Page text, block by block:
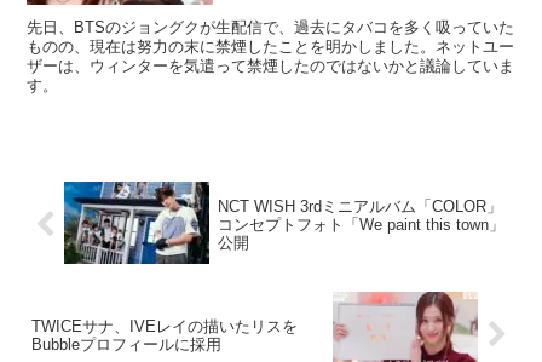
先日、BTSのジョングクが生配信で、過去にタバコを多く吸っていた
ものの、現在は努力の末に禁煙したことを明かしました。ネットユー
ザーは、ウィンターを気遣って禁煙したのではないかと議論していま
す。
NCT WISH 3rdミニアルバム「COLOR」
コンセプトフォト「We paint this town」
公開
TWICEサナ、IVEレイの描いたリスを
Bubbleプロフィールに採用